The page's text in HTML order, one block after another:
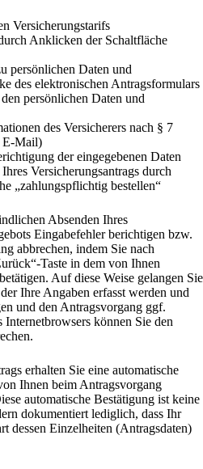
Versicherungstarifs
Anklicken der Schaltfläche
persönlichen Daten und
des elektronischen Antragsformulars
persönlichen Daten und
des Versicherers nach § 7
E-Mail)
der eingegebenen Daten
Versicherungsantrags durch
„zahlungspflichtig bestellen“
Absenden Ihres
Eingabefehler berichtigen bzw.
abbrechen, indem Sie nach
Taste in dem von Ihnen
Auf diese Weise gelangen Sie
Ihre Angaben erfasst werden und
und den Antragsvorgang ggf.
können Sie den
erhalten Sie eine automatische
Ihnen beim Antragsvorgang
automatische Bestätigung ist keine
dokumentiert lediglich, dass Ihr
dessen Einzelheiten (Antragsdaten)